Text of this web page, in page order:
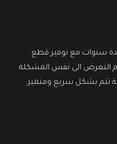
سنوات مع توفير قطع
التعرض الى نفس المشكلة
تتم بشكل سريع ومتميز.